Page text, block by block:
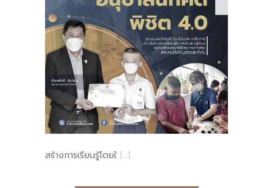
สร้างการเรียนรู้โดยใ […]